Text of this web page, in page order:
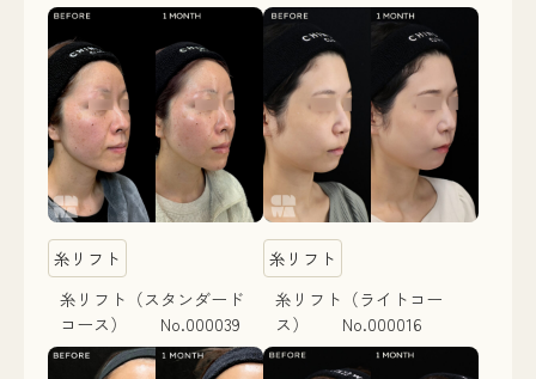
糸リフト
糸リフト（スタンダード
コース） No.000039
糸リフト
糸リフト（ライトコー
ス） No.000016